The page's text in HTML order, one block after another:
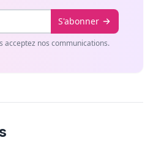
S'abonner
acceptez nos communications.